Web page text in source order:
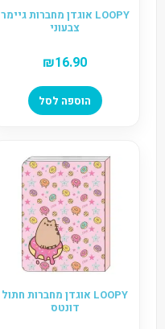
LOOPY אוגדן מחברות גיימר
צבעוני
₪16.90
הוספה לסל
LOOPY אוגדן מחברות חתול
דונטס